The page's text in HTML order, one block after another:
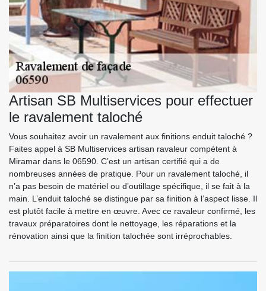
Artisan SB Multiservices pour effectuer
le ravalement taloché
Vous souhaitez avoir un ravalement aux finitions enduit taloché ?
Faites appel à SB Multiservices artisan ravaleur compétent à
Miramar dans le 06590. C’est un artisan certifié qui a de
nombreuses années de pratique. Pour un ravalement taloché, il
n’a pas besoin de matériel ou d’outillage spécifique, il se fait à la
main. L’enduit taloché se distingue par sa finition à l’aspect lisse. Il
est plutôt facile à mettre en œuvre. Avec ce ravaleur confirmé, les
travaux préparatoires dont le nettoyage, les réparations et la
rénovation ainsi que la finition talochée sont irréprochables.